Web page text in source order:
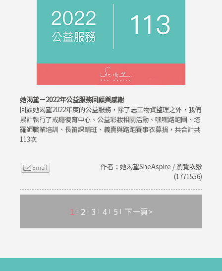
她渴望－2022年公益服務回顧與感謝
回顧她渴望2022年度的公益服務，除了志工物資整理之外，我們
累計執行了戒癮復育中心、公益彩妝相關活動、嘿嘿路跑團、塔
羅師職業培訓、長笛課輔班、義賣與路跑賽事衣募捐，共合計共
113次
作者：她渴望SheAspire / 瀏覽次數
(1771556)
1 2 3 4 5 下一頁>